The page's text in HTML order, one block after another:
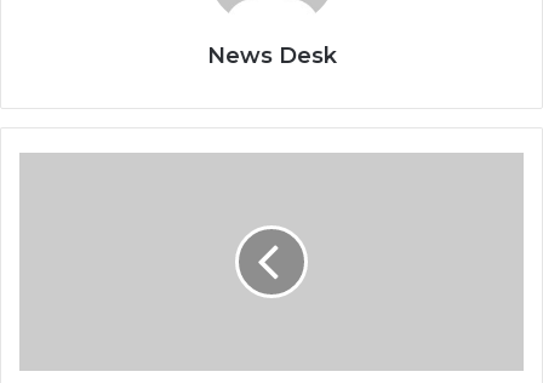
News Desk